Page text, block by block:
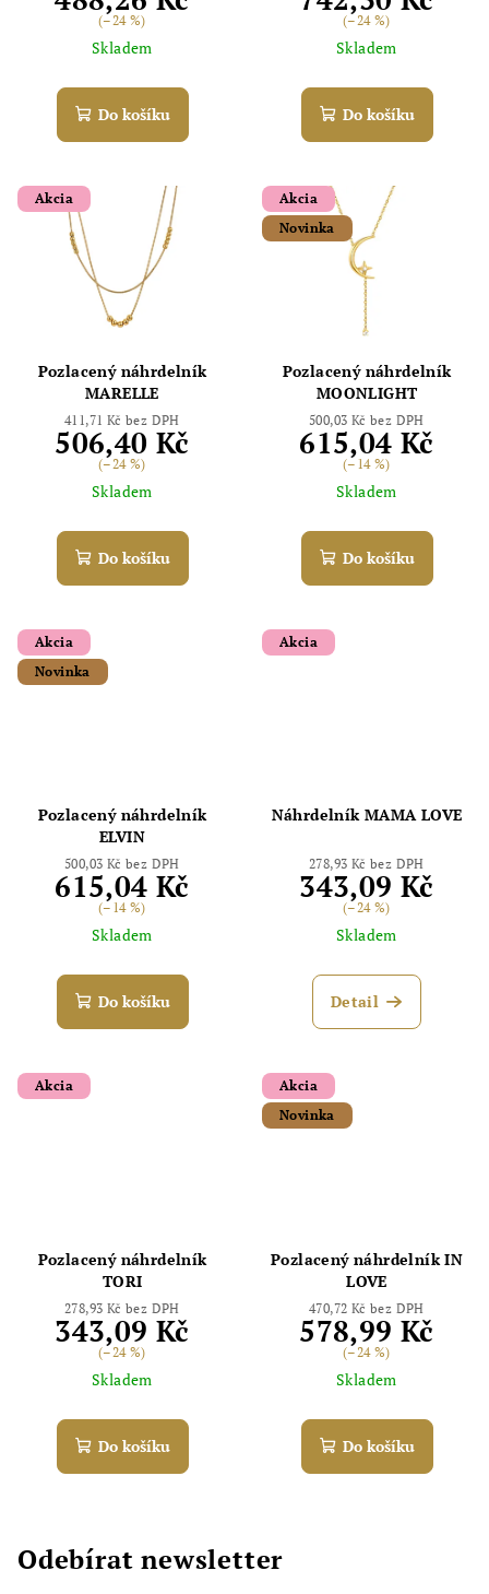
(–24 %)
Skladem
Do košíku
(–24 %)
Skladem
Do košíku
Akcia
Pozlacený náhrdelník
MARELLE
411,71 Kč bez DPH
506,40 Kč
(–24 %)
Skladem
Do košíku
Akcia
Novinka
Pozlacený náhrdelník
MOONLIGHT
500,03 Kč bez DPH
615,04 Kč
(–14 %)
Skladem
Do košíku
Akcia
Novinka
Pozlacený náhrdelník
ELVIN
500,03 Kč bez DPH
615,04 Kč
(–14 %)
Skladem
Do košíku
Akcia
Náhrdelník MAMA LOVE
278,93 Kč bez DPH
343,09 Kč
(–24 %)
Skladem
Detail
Akcia
Pozlacený náhrdelník
TORI
278,93 Kč bez DPH
343,09 Kč
(–24 %)
Skladem
Do košíku
Akcia
Novinka
Pozlacený náhrdelník IN
LOVE
470,72 Kč bez DPH
578,99 Kč
(–24 %)
Skladem
Do košíku
Odebírat newsletter